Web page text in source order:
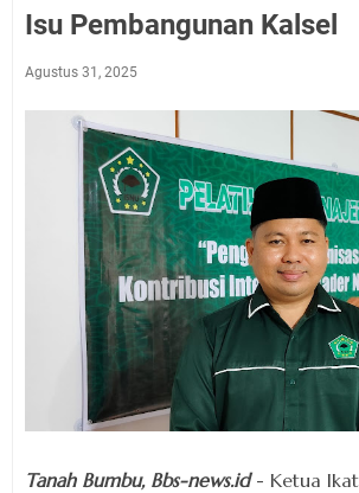
Isu Pembangunan Kalsel
Agustus 31, 2025
Tanah Bumbu, Bbs-news.id- Ketua